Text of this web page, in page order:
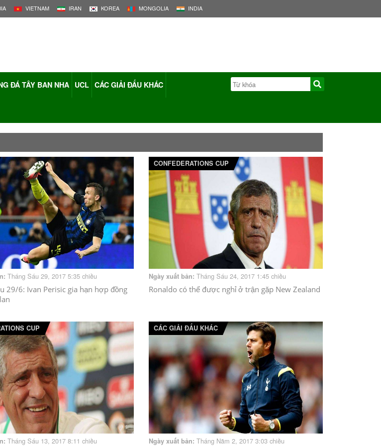
VIETNAM IRAN KOREA MONGOLIA INDIA
ĐÁ TÂY BAN NHA UCL CÁC GIẢI ĐẤU KHÁC
Tháng Sáu 29, 2017 5:35 chiều
29/6: Ivan Perisic gia hạn hợp đồng
CONFEDERATIONS CUP
Ngày xuất bản: Tháng Sáu 24, 2017 1:45 chiều
Ronaldo có thể được nghỉ ở trận gặp New Zealand
CUP
Tháng Sáu 13, 2017 8:11 chiều
CÁC GIẢI ĐẤU KHÁC
Ngày xuất bản: Tháng Năm 2, 2017 3:03 chiều